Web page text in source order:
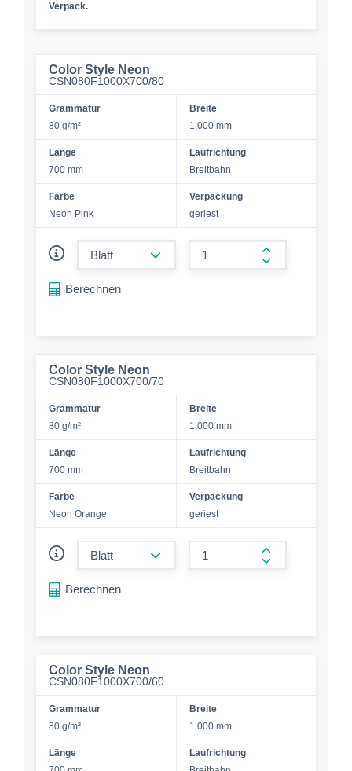
Verpack.
Color Style Neon
CSN080F1000X700/80
Grammatur
80 g/m²
Breite
1.000 mm
Länge
700 mm
Laufrichtung
Breitbahn
Farbe
Neon Pink
Verpackung
geriest
form.increase-
Berechnen
Color Style Neon
CSN080F1000X700/70
Grammatur
80 g/m²
Breite
1.000 mm
Länge
700 mm
Laufrichtung
Breitbahn
Farbe
Neon Orange
Verpackung
geriest
form.increase-
Berechnen
Color Style Neon
CSN080F1000X700/60
Grammatur
80 g/m²
Breite
1.000 mm
Länge
Laufrichtung